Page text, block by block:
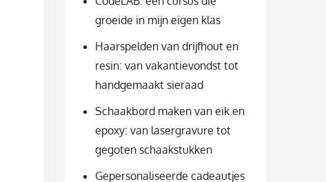
groeide in mijn eigen klas
Haarspelden van drijfhout en
resin: van vakantievondst tot
handgemaakt sieraad
Schaakbord maken van eik en
epoxy: van lasergravure tot
gegoten schaakstukken
Gepersonaliseerde cadeautjes